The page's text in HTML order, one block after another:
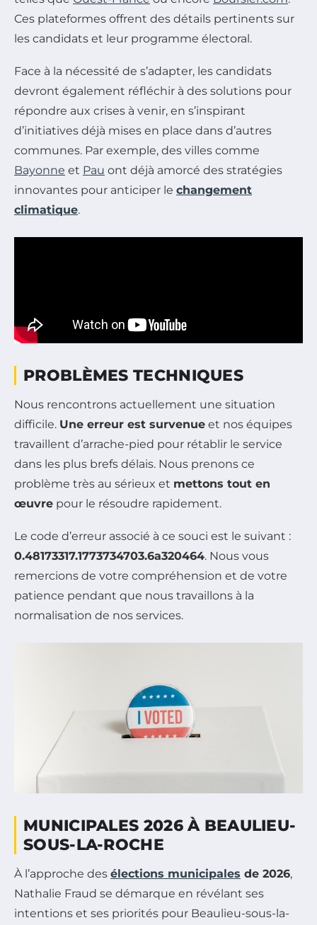
Ces plateformes offrent des détails pertinents sur
les candidats et leur programme électoral.
Face à la nécessité de s’adapter, les candidats
devront également réfléchir à des solutions pour
répondre aux crises à venir, en s’inspirant
d’initiatives déjà mises en place dans d’autres
communes. Par exemple, des villes comme
Bayonne et Pau ont déjà amorcé des stratégies
innovantes pour anticiper le changement
climatique.
PROBLÈMES TECHNIQUES
Nous rencontrons actuellement une situation
difficile. Une erreur est survenue et nos équipes
travaillent d’arrache-pied pour rétablir le service
dans les plus brefs délais. Nous prenons ce
problème très au sérieux et mettons tout en
œuvre pour le résoudre rapidement.
Le code d’erreur associé à ce souci est le suivant :
0.48173317.1773734703.6a320464. Nous vous
remercions de votre compréhension et de votre
patience pendant que nous travaillons à la
normalisation de nos services.
MUNICIPALES 2026 À BEAULIEU-
SOUS-LA-ROCHE
À l’approche des élections municipales de 2026,
Nathalie Fraud se démarque en révélant ses
intentions et ses priorités pour Beaulieu-sous-la-